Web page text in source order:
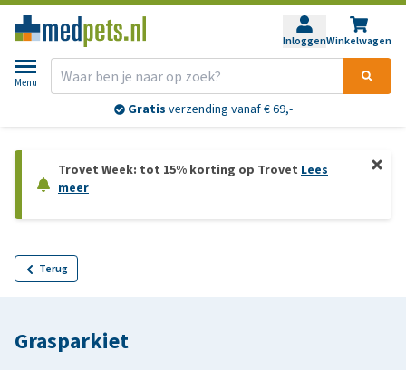
InloggenWinkelwagen
Menu
Gratis verzending vanaf € 69,-
Trovet Week: tot 15% korting op Trovet Lees
meer
Terug
Grasparkiet